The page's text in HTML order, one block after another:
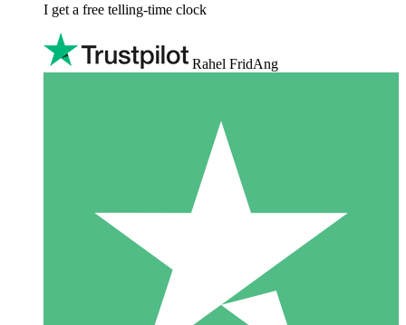
I get a free telling-time clock
Rahel FridAng